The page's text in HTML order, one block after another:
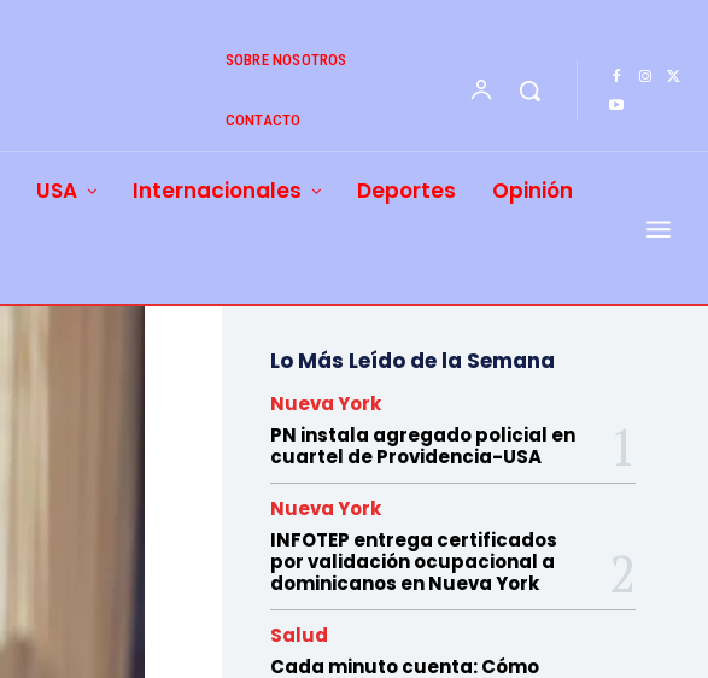
SOBRE NOSOTROS
CONTACTO
USA Internacionales Deportes Opinión
Lo Más Leído de la Semana
Nueva York
PN instala agregado policial en
cuartel de Providencia-USA
Nueva York
INFOTEP entrega certificados
por validación ocupacional a
dominicanos en Nueva York
Salud
Cada minuto cuenta: Cómo